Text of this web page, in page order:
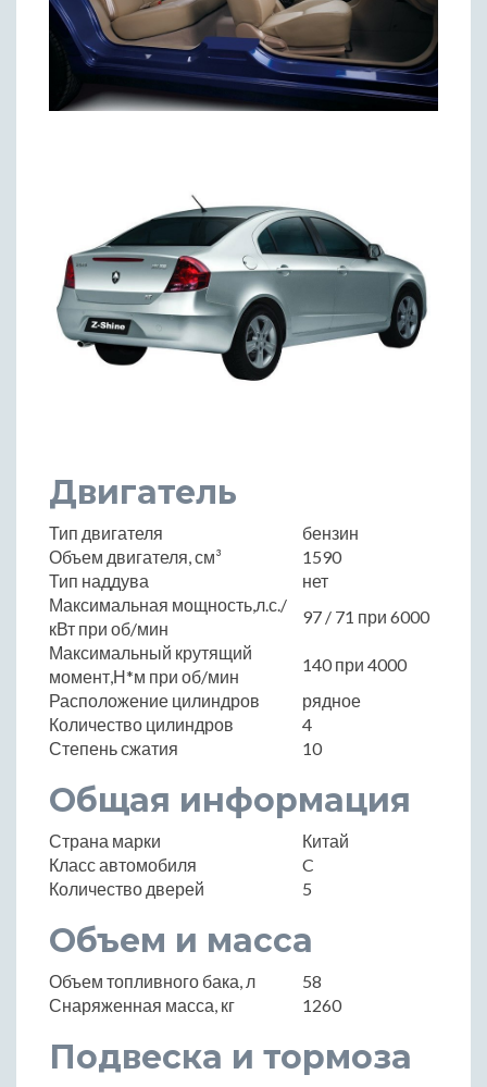
Двигатель
Тип двигателя
бензин
Объем двигателя, см³
1590
Тип наддува
нет
Максимальная мощность,л.с./
кВт при об/мин
97 / 71 при 6000
Максимальный крутящий
момент,Н*м при об/мин
140 при 4000
Расположение цилиндров
рядное
Количество цилиндров
4
Степень сжатия
10
Общая информация
Страна марки
Китай
Класс автомобиля
C
Количество дверей
5
Объем и масса
Объем топливного бака, л
58
Снаряженная масса, кг
1260
Подвеска и тормоза